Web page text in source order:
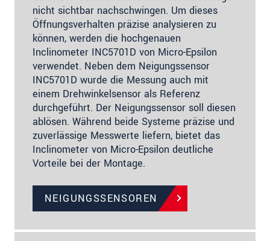
nicht sichtbar nachschwingen. Um dieses
Öffnungsverhalten präzise analysieren zu
können, werden die hochgenauen
Inclinometer INC5701D von Micro-Epsilon
verwendet. Neben dem Neigungssensor
INC5701D wurde die Messung auch mit
einem Drehwinkelsensor als Referenz
durchgeführt. Der Neigungssensor soll diesen
ablösen. Während beide Systeme präzise und
zuverlässige Messwerte liefern, bietet das
Inclinometer von Micro-Epsilon deutliche
Vorteile bei der Montage.
NEIGUNGSSENSOREN